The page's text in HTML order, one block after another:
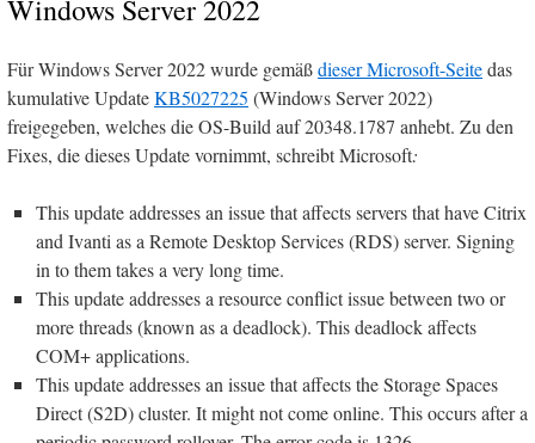
Windows Server 2022
Für Windows Server 2022 wurde gemäßdieser Microsoft-Seitedas
kumulative UpdateKB5027225 (Windows Server 2022)
freigegeben, welches die OS-Build auf 20348.1787 anhebt. Zu den
Fixes, die dieses Update vornimmt, schreibt Microsoft:
This update addresses an issue that affects servers that have Citrix
and Ivanti as a Remote Desktop Services (RDS) server. Signing
in to them takes a very long time.
This update addresses a resource conflict issue between two or
more threads (known as a deadlock). This deadlock affects
COM+ applications.
This update addresses an issue that affects the Storage Spaces
Direct (S2D) cluster. It might not come online. This occurs after a